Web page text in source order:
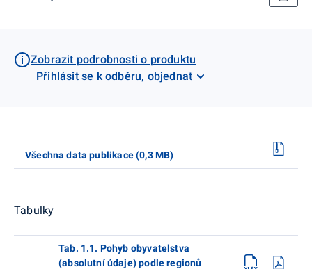
Zobrazit podrobnosti o produktu
Přihlásit se k odběru, objednat
Všechna data publikace (0,3 MB)
Tabulky
Tab. 1.1. Pohyb obyvatelstva
(absolutní údaje) podle regionů